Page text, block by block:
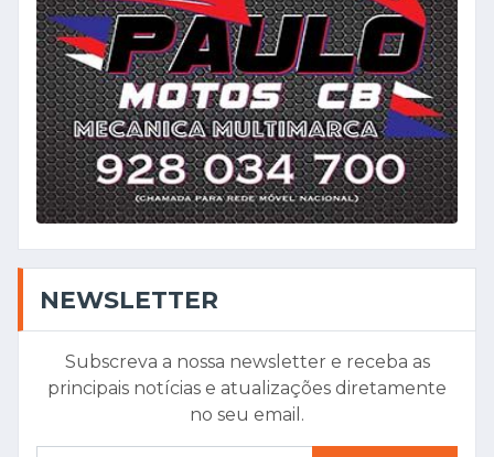
NEWSLETTER
Subscreva a nossa newsletter e receba as
principais notícias e atualizações diretamente
no seu email.